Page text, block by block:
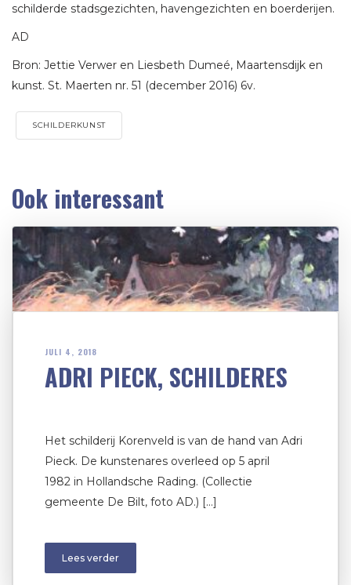
schilderde stadsgezichten, havengezichten en boerderijen.
AD
Bron: Jettie Verwer en Liesbeth Dumeé, Maartensdijk en
kunst. St. Maerten nr. 51 (december 2016) 6v.
SCHILDERKUNST
Ook interessant
JULI 4, 2018
ADRI PIECK, SCHILDERES
Het schilderij Korenveld is van de hand van Adri
Pieck. De kunstenares overleed op 5 april
1982 in Hollandsche Rading. (Collectie
gemeente De Bilt, foto AD.) […]
Lees verder